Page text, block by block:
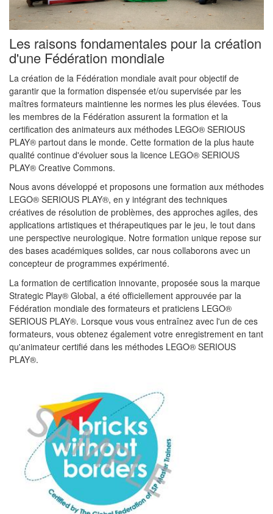
Les raisons fondamentales pour la création
d'une Fédération mondiale
La création de la Fédération mondiale avait pour objectif de
garantir que la formation dispensée et/ou supervisée par les
maîtres formateurs maintienne les normes les plus élevées. Tous
les membres de la Fédération assurent la formation et la
certification des animateurs aux méthodes LEGO® SERIOUS
PLAY® partout dans le monde. Cette formation de la plus haute
qualité continue d'évoluer sous la licence LEGO® SERIOUS
PLAY® Creative Commons.
Nous avons développé et proposons une formation aux méthodes
LEGO® SERIOUS PLAY®, en y intégrant des techniques
créatives de résolution de problèmes, des approches agiles, des
applications artistiques et thérapeutiques par le jeu, le tout dans
une perspective neurologique. Notre formation unique repose sur
des bases académiques solides, car nous collaborons avec un
concepteur de programmes expérimenté.
La formation de certification innovante, proposée sous la marque
Strategic Play® Global, a été officiellement approuvée par la
Fédération mondiale des formateurs et praticiens LEGO®
SERIOUS PLAY®. Lorsque vous vous entraînez avec l'un de ces
formateurs, vous obtenez également votre enregistrement en tant
qu'animateur certifié dans les méthodes LEGO® SERIOUS
PLAY®.